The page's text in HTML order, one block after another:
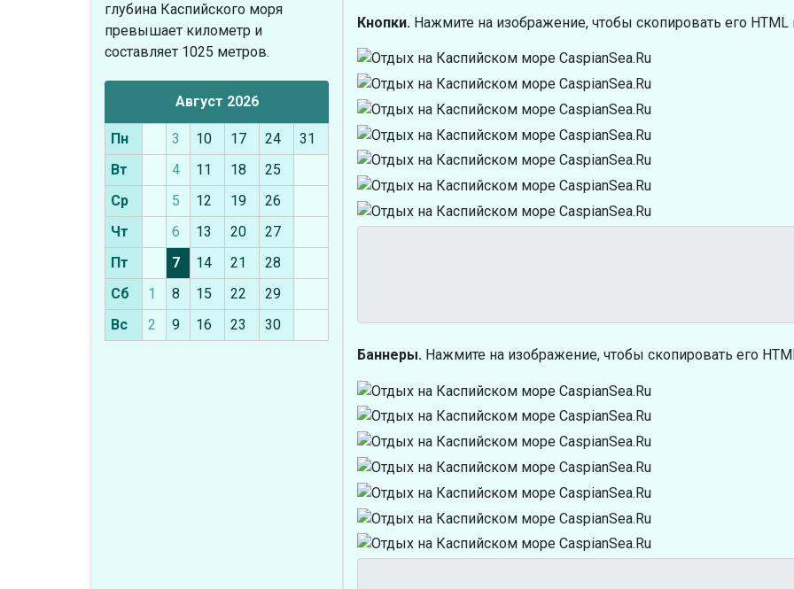
Кнопки. Нажмите на изображение, чтобы скопировать его HTML
Баннеры. Нажмите на изображение, чтобы скопировать его
глубина Каспийского моря
превышает километр и
составляет 1025 метров.
Август 2026
Пн 3 10 17 24
31
Вт
4 11 18
25
Ср
5 12 19
26
Чт
6 13 20
27
Пт
7 14 21
28
Сб
1 8 15 22
29
Вс
2 9 16 23 30